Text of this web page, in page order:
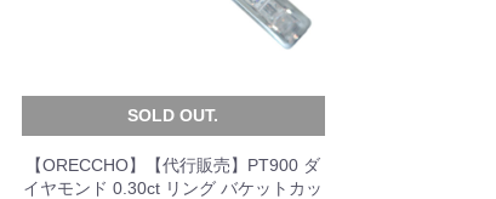
SOLD OUT.
【ORECCHO】【代行販売】PT900 ダ
イヤモンド 0.30ct リング バケットカッ